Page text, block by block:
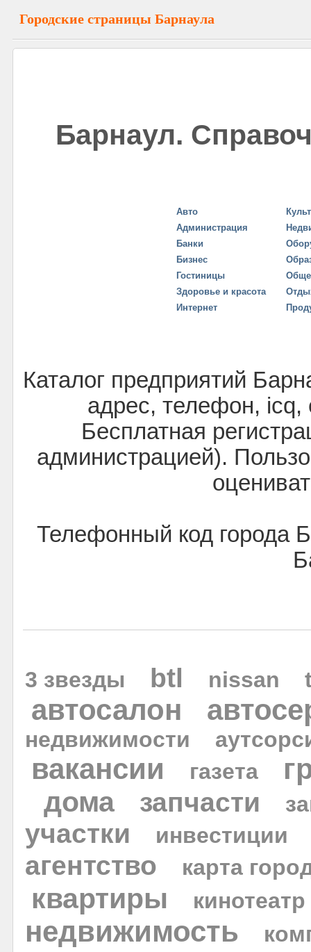
Городские страницы Барнаула
Барнаул.
Авто
Администрация
Банки
Бизнес
Гостиницы
Здоровье и красота
Интернет
Каталог предприятий
адрес, телефон,
Бесплатная
администрацией).
Телефонный код города
3 звезды btl nissan
автосалон
недвижимости
вакансии газета
дома запчасти
участки инвестиции
агентство карта
квартиры кинотеатр
недвижимость